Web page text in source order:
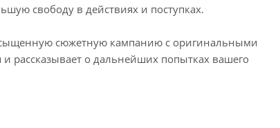
свободу в действиях и поступках.
сюжетную кампанию с оригинальными
рассказывает о дальнейших попытках вашего